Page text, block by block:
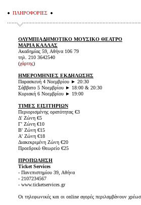
ΠΛΗΡΟΦΟΡΙΕΣ
ΟΛΥΜΠΙΑ ΔΗΜΟΤΙΚΟ ΜΟΥΣΙΚΟ ΘΕΑΤΡΟ
ΜΑΡΙΑ ΚΑΛΛΑΣ
Ακαδημίας 59, Αθήνα 106 79
τηλ. 210 3642540
(χάρτης)
ΗΜΕΡΟΜΗΝΙΕΣ ΕΚΔΗΛΩΣΗΣ
Παρασκευή 4 Νοεμβρίου ► 20:30
Σάββατο 5 Νοεμβρίου ► 18:00 & 20:30
Κυριακή 6 Νοεμβρίου ► 19:00
ΤΙΜΕΣ ΕΙΣΙΤΗΡΙΩΝ
Περιορισμένης ορατότητας €3
Δ' Ζώνη €5
Γ' Ζώνη €10
Β' Ζώνη €15
Α' Ζώνη €18
Διακεκριμένη Ζώνη €20
Προεδρικό Θεωρείο €25
ΠΡΟΠΩΛΗΣΗ
Ticket Services
- Πανεπιστημίου 39, Αθήνα
- 2107234567
- www.ticketservices.gr
Οι τηλεφωνικές και οι online αγορές περιλαμβάνουν